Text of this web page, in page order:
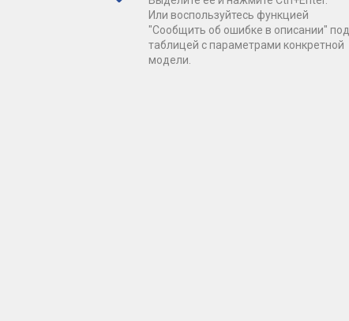
Или воспользуйтесь функцией
"Сообщить об ошибке в описании" под
таблицей с параметрами конкретной
модели.